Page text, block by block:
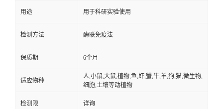
用途 用于科研实验使用
检测方法 酶联免疫法
保质期 6个月
适应物种
人,小鼠,大鼠,植物,鱼,虾,蟹,牛,羊,狗,猫,微生物,
细胞,土壤等动植物
检测限 详询